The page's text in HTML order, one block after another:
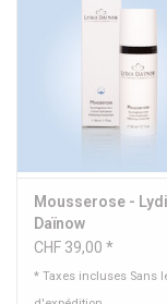
Mousserose -
Daïnow
CHF 39,00 *
* Taxes incluses Sans